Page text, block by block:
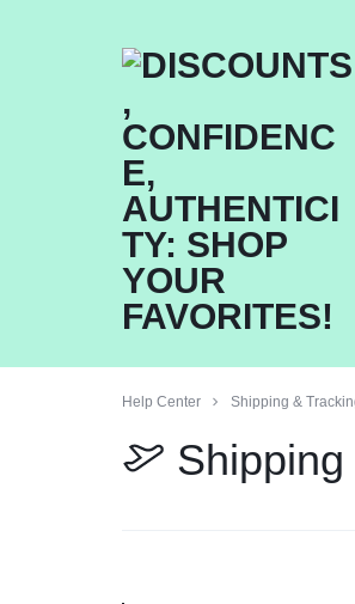
DISCOUNTS,
CONFIDENCE,
SHOP
YOUR
FAVORITES!
Help Center Shipping &